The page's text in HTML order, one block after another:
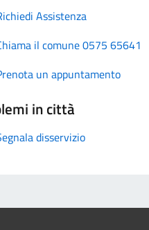
Assistenza
il comune 0575 65641
un appuntamento
in città
disservizio